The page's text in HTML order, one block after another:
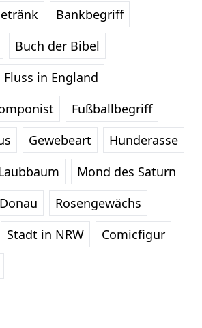
Bankbegriff
Buch der Bibel
Fluss in England
Fußballbegriff
Gewebeart
Hunderasse
Mond des Saturn
Rosengewächs
Stadt in NRW
Comicfigur